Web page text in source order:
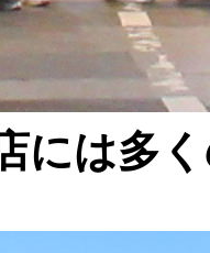
には多